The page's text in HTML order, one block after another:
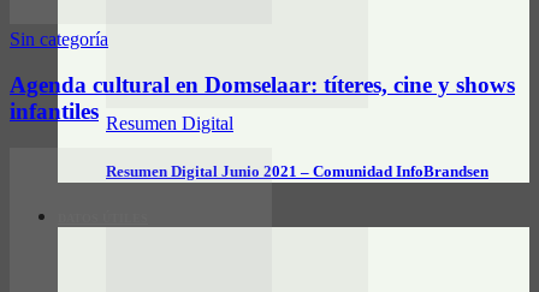
Resumen Digital
Resumen Digital Junio 2021 – Comunidad InfoBrandsen
Sin categoría
Agenda cultural en Domselaar: títeres, cine y shows
infantiles